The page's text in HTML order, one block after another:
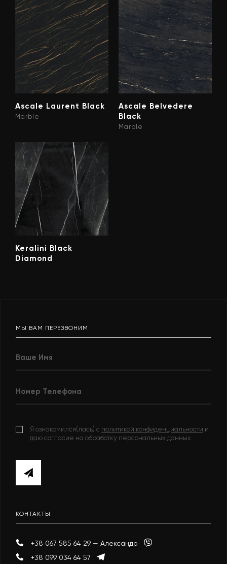
Ascale Laurent Black
Marble
Ascale Belvedere
Black
Marble
Keralini Black
Diamond
МЫ ВАМ ПЕРЕЗВОНИМ
Я ознакомился(лась) с политикой конфиденциальности и
даю согласие на обработку персональных данных
КОНТАКТЫ
+38 067 585 64 29 — Александр
+38 099 034 64 57